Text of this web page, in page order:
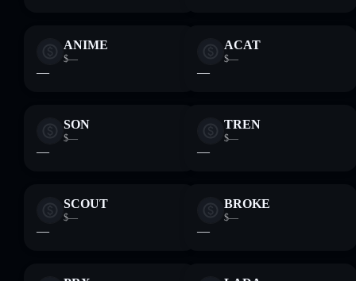
ANIME
$—
—
ACAT
$—
—
SON
$—
—
TREN
$—
—
SCOUT
$—
—
BROKE
$—
—